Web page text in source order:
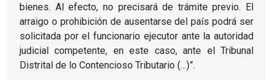
bienes. Al efecto, no precisará de trámite previo. El
arraigo o prohibición de ausentarse del país podrá ser
solicitada por el funcionario ejecutor ante la autoridad
judicial competente, en este caso, ante el Tribunal
Distrital de lo Contencioso Tributario (…)”.